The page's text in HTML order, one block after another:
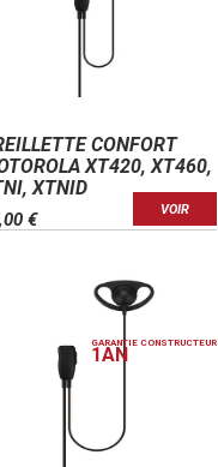
CONFORT
XT420, XT460,
XTNID
€ VOIR
GARANTIE CONSTRUCTEUR
1AN